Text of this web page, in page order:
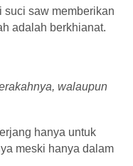
suci saw memberikan
adalah berkhianat.
walaupun
hanya untuk
meski hanya dalam